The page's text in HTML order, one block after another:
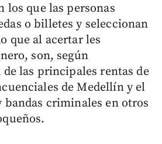
los que las personas
o billetes y seleccionan
que al acertar les
son, según
las principales rentas de
de Medellín y el
bandas criminales en otros